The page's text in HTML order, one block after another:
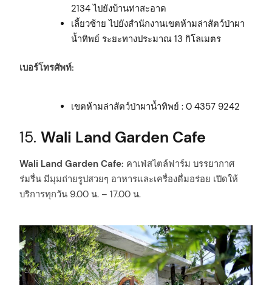
2134 ไปยังบ้านท่าสะอาด
เลี้ยวซ้าย ไปยังสำนักงานเขตห้ามล่าสัตว์ป่าผา
น้ำทิพย์ ระยะทางประมาณ 13 กิโลเมตร
เบอร์โทรศัพท์:
เขตห้ามล่าสัตว์ป่าผาน้ำทิพย์ : 0 4357 9242
15. Wali Land Garden Cafe
Wali Land Garden Cafe: คาเฟ่สไตล์ฟาร์ม บรรยากาศ
ร่มรื่น มีมุมถ่ายรูปสวยๆ อาหารและเครื่องดื่มอร่อย เปิดให้
บริการทุกวัน 9.00 น. – 17.00 น.